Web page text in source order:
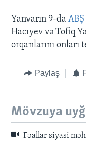
Yanvarın 9-da
Hacıyev və Tofiq
orqanlarını onları
Paylaş
Mövzuya
Fəallar siyasi